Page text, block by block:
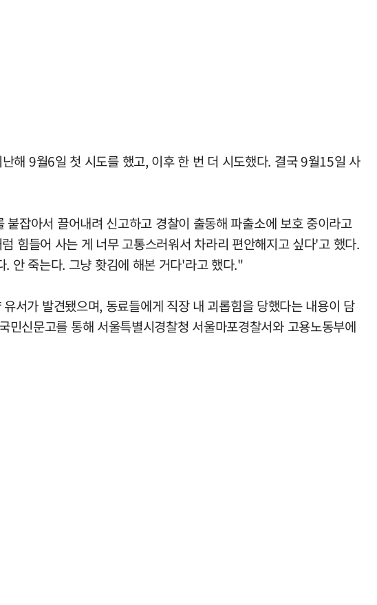
해 9월6일 첫 시도를 했고, 이후 한 번 더 시도했다. 결국 9월15일 사
잡아서 끌어내려 신고하고 경찰이 출동해 파출소에 보호 중이라고
힘들어 사는 게 너무 고통스러워서 차라리 편안해지고 싶다'고 했다.
안 죽는다. 그냥 홧김에 해본 거다'라고 했다."
서가 발견됐으며, 동료들에게 직장 내 괴롭힘을 당했다는 내용이 담
신문고를 통해 서울특별시경찰청 서울마포경찰서와 고용노동부에